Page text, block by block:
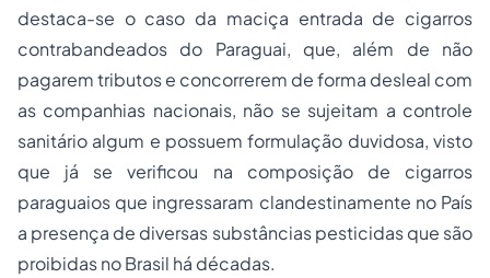
destaca-se o caso da maciça entrada de cigarros
contrabandeados do Paraguai, que, além de não
pagarem tributos e concorrerem de forma desleal com
as companhias nacionais, não se sujeitam a controle
sanitário algum e possuem formulação duvidosa, visto
que já se verificou na composição de cigarros
paraguaios que ingressaram clandestinamente no País
a presença de diversas substâncias pesticidas que são
proibidas no Brasil há décadas.